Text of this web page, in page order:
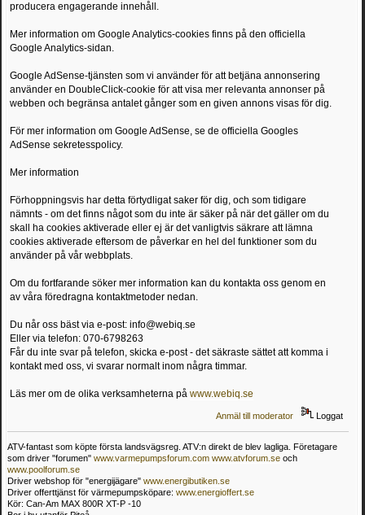
producera engagerande innehåll.
Mer information om Google Analytics-cookies finns på den officiella
Google Analytics-sidan.
Google AdSense-tjänsten som vi använder för att betjäna annonsering
använder en DoubleClick-cookie för att visa mer relevanta annonser på
webben och begränsa antalet gånger som en given annons visas för dig.
För mer information om Google AdSense, se de officiella Googles
AdSense sekretesspolicy.
Mer information
Förhoppningsvis har detta förtydligat saker för dig, och som tidigare
nämnts - om det finns något som du inte är säker på när det gäller om du
skall ha cookies aktiverade eller ej är det vanligtvis säkrare att lämna
cookies aktiverade eftersom de påverkar en hel del funktioner som du
använder på vår webbplats.
Om du fortfarande söker mer information kan du kontakta oss genom en
av våra föredragna kontaktmetoder nedan.
Du når oss bäst via e-post: info@webiq.se
Eller via telefon: 070-6798263
Får du inte svar på telefon, skicka e-post - det säkraste sättet att komma i
kontakt med oss, vi svarar normalt inom några timmar.
Läs mer om de olika verksamheterna på www.webiq.se
Anmäl till moderator Loggat
ATV-fantast som köpte första landsvägsreg. ATV:n direkt de blev lagliga. Företagare
som driver "forumen" www.varmepumpsforum.com www.atvforum.se och
www.poolforum.se
Driver webshop för "energijägare" www.energibutiken.se
Driver offerttjänst för värmepumpsköpare: www.energioffert.se
Kör: Can-Am MAX 800R XT-P -10